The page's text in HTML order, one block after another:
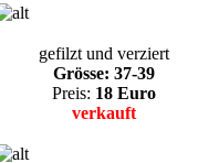
gefilzt und verziert
Grösse: 37-39
Preis: 18 Euro
verkauft